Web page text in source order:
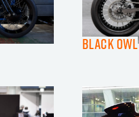
Black Owl